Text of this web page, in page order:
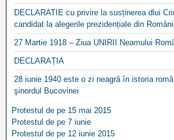
DECLARATIE cu privire la susținerea dlui
candidat la alegerile prezidențiale din
27 Martie 1918 – Ziua UNIRII Neamului
DECLARAȚIA
28 iunie 1940 este o zi neagră în istoria
şinordul Bucovinei
Protestul de pe 15 mai 2015
Protestul de pe 7 iunie
Protestul de pe 12 iunie 2015